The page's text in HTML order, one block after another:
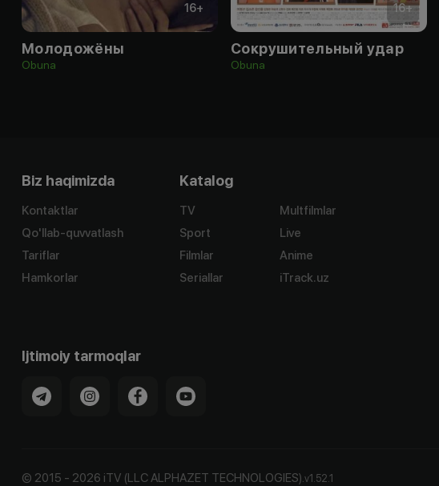
16+
Молодожёны
Obuna
16+
Сокрушительный удар
Obuna
Biz haqimizda
Kontaktlar
Qo'llab-quvvatlash
Tariflar
Hamkorlar
Katalog
TV
Sport
Filmlar
Seriallar
Multfilmlar
Live
Anime
iTrack.uz
Ijtimoiy tarmoqlar
© 2015 - 2026 iTV (LLC ALPHAZET TECHNOLOGIES).v1.52.1